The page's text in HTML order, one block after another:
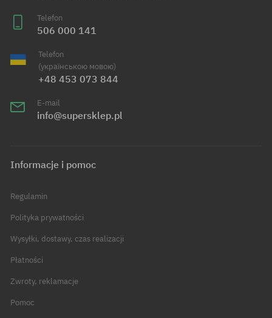
Telefon
506 000 141
Telefon
(українською мовою)
+48 453 073 844
E-mail
info@supersklep.pl
Informacje i pomoc
Regulamin
Polityka prywatności
Wysyłki, dostawy, czas realizacji
Płatności
Zwroty, reklamacje
Pomoc